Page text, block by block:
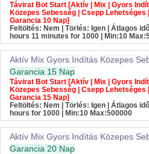
Távirat Bot Start [Aktív | Mix | Gyors
Közepes Sebesség | Csepp Lehetséges |
Garancia 10 Nap]
Feltöltés: Nem | Törlés: Igen | Átlagos
hours 11 minutes for 1000
| Min:10
Aktív Mix Gyors Indítás Közepes
Garancia 15 Nap
Távirat Bot Start [Aktív | Mix | Gyors
Közepes Sebesség | Csepp Lehetséges |
Garancia 15 Nap]
Feltöltés: Nem | Törlés: Igen | Átlagos
hours for 1000
| Min:10 Max:500000
Aktív Mix Gyors Indítás Közepes
Garancia 20 Nap